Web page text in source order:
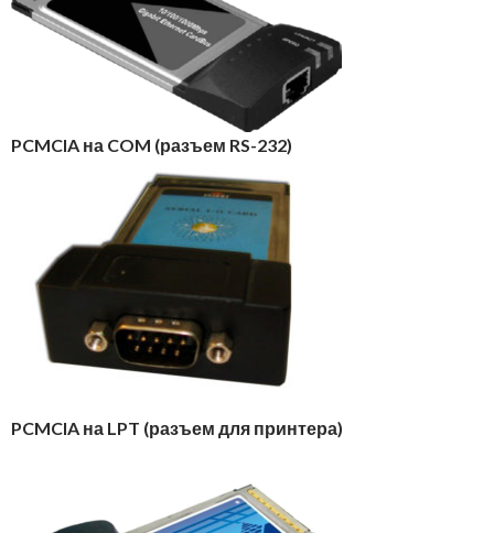
PCMCIA на COM (разъем RS-232)
PCMCIA на LPT (разъем для принтера)